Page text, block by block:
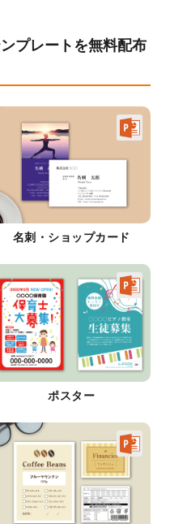
プレートを無料配布
名刺・ショップカード
ポスター